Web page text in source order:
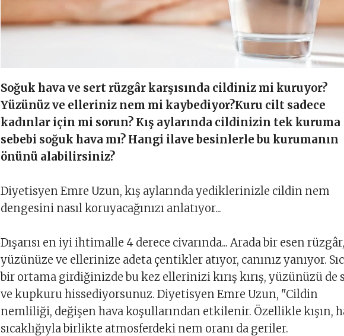
Soğuk hava ve sert rüzgâr karşısında cildiniz mi kuruyor?
Yüzünüz ve elleriniz nem mi kaybediyor?Kuru cilt sadece
kadınlar için mi sorun? Kış aylarında cildinizin tek kuruma
sebebi soğuk hava mı? Hangi ilave besinlerle bu kurumanın
önünü alabilirsiniz?
Diyetisyen Emre Uzun, kış aylarında yediklerinizle cildin nem
dengesini nasıl koruyacağınızı anlatıyor...
Dışarısı en iyi ihtimalle 4 derece civarında... Arada bir esen rüzgâr,
yüzünüze ve ellerinize adeta çentikler atıyor, canınız yanıyor.
bir ortama girdiğinizde bu kez ellerinizi kırış kırış, yüzünüzü de
ve kupkuru hissediyorsunuz. Diyetisyen Emre Uzun, "Cildin
nemliliği, değişen hava koşullarından etkilenir. Özellikle kışın,
sıcaklığıyla birlikte atmosferdeki nem oranı da geriler.